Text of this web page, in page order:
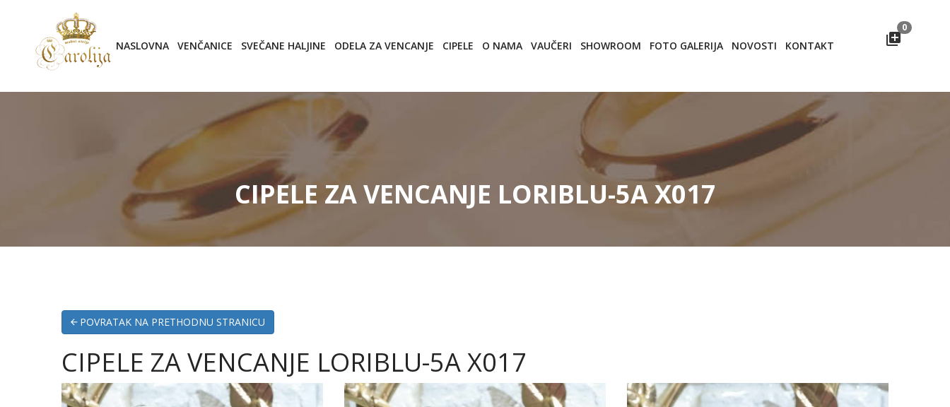
NASLOVNA VENČANICE SVEČANE HALJINE ODELA ZA VENCANJE CIPELE O NAMA VAUČERI SHOWROOM FOTO GALERIJA NOVOSTI KONTAKT
0
CIPELE ZA VENCANJE LORIBLU-5A X017
POVRATAK NA PRETHODNU STRANICU
CIPELE ZA VENCANJE LORIBLU-5A X017